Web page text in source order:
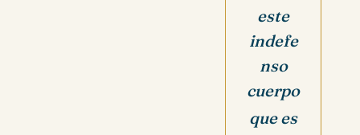
este
indefe
nso
cuerpo
que es